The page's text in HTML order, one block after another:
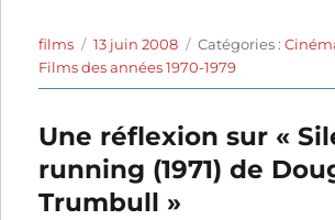
Auteur
films
Publié
le
13 juin 2008 Catégories
Catégories :
Films des années 1970-1979
Une réflexion sur «
running (1971) de
Trumbull »